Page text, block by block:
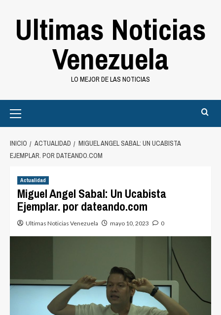
Ultimas Noticias
Venezuela
LO MEJOR DE LAS NOTICIAS
Menu
INICIO ACTUALIDAD
MIGUEL ANGEL SABAL: UN UCABISTA
EJEMPLAR. POR DATEANDO.COM
Actualidad
Miguel Angel Sabal: Un Ucabista
Ejemplar. por dateando.com
Ultimas Noticias Venezuela mayo 10, 2023 0